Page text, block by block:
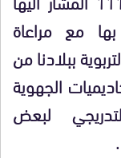
مع مراعاة
ببلادنا من
الجهوية
لبعض